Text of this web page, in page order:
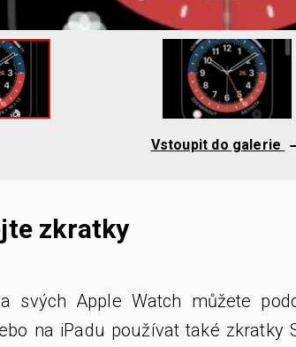
Vstoupit do galerie
zkratky
svých Apple Watch můžete
na iPadu používat také zkratky